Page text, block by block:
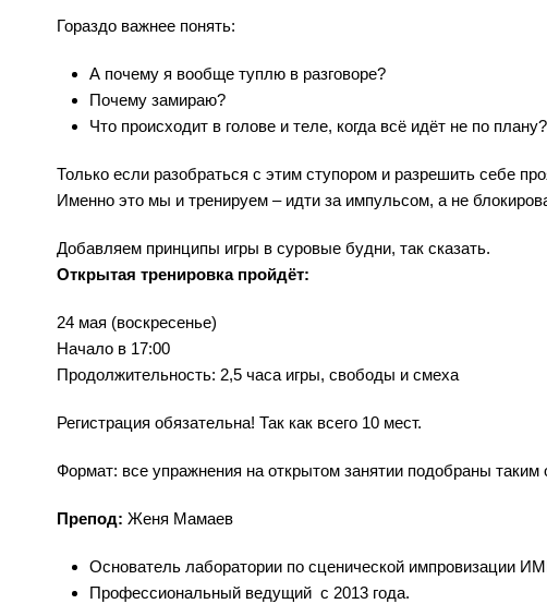
Гораздо важнее понять:
А почему я вообще туплю в разговоре?
Почему замираю?
Что происходит в голове и теле, когда всё идёт не по плану?
Только если разобраться с этим ступором и разрешить себе
Именно это мы и тренируем – идти за импульсом, а не
Добавляем принципы игры в суровые будни, так сказать.
Открытая тренировка пройдёт:
24 мая (воскресенье)
Начало в 17:00
Продолжительность: 2,5 часа игры, свободы и смеха
Регистрация обязательна! Так как всего 10 мест.
Формат: все упражнения на открытом занятии подобраны
Препод: Женя Мамаев
Основатель лаборатории по сценической импровизации
Профессиональный ведущий с 2013 года.